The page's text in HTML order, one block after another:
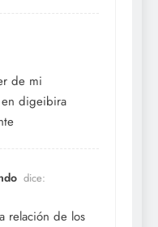
de mi
digeibira
dice:
relación de los